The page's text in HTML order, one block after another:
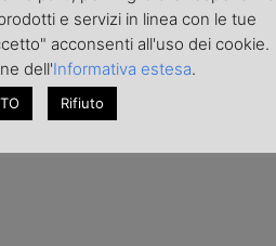
e servizi in linea con le tue
acconsenti all'uso dei cookie.
dell'Informativa estesa.
Rifiuto